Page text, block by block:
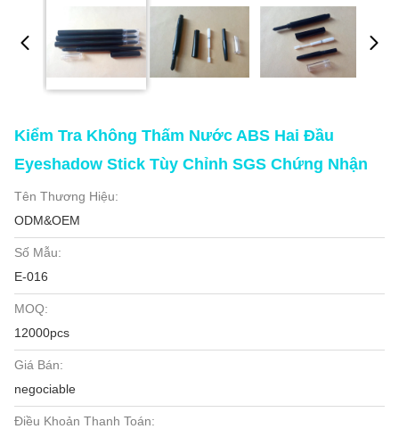
Kiểm Tra Không Thấm Nước ABS Hai Đầu
Eyeshadow Stick Tùy Chỉnh SGS Chứng Nhận
Tên Thương Hiệu:
ODM&OEM
Số Mẫu:
E-016
MOQ:
12000pcs
Giá Bán:
negociable
Điều Khoản Thanh Toán: